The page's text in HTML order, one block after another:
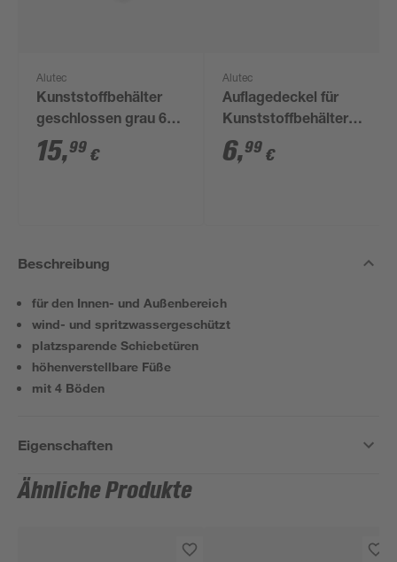
Alutec
Kunststoffbehälter
geschlossen grau 60
x 40 x 32 cm
15,99 €
Alutec
Auflagedeckel für
Kunststoffbehälter
grau 60 x 40 cm
6,99 €
Beschreibung
für den Innen- und Außenbereich
wind- und spritzwassergeschützt
platzsparende Schiebetüren
höhenverstellbare Füße
mit 4 Böden
Eigenschaften
Ähnliche Produkte